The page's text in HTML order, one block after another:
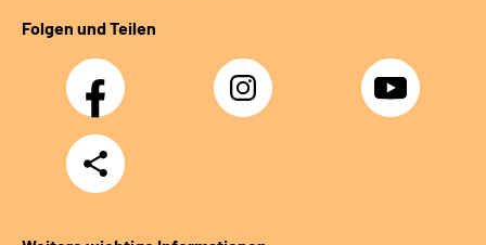
Folgen und Teilen
Facebook Instagram YouTube
Teilen